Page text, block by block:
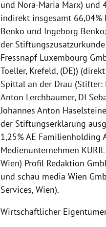
und Nora-Maria Marx) und
indirekt insgesamt 66,04%
Benko und Ingeborg
der Stiftungszusatzurkunde
Fressnapf Luxembourg
Toeller, Krefeld, (DE))
Spittal an der Drau (Stifter:
Anton Lerchbaumer, DI
Johannes Anton
der Stiftungserklärung
1,25% AE Familienholding
Medienunternehmen
Wien) Profil Redaktion
und schau media Wien
Services, Wien).
Wirtschaftlicher